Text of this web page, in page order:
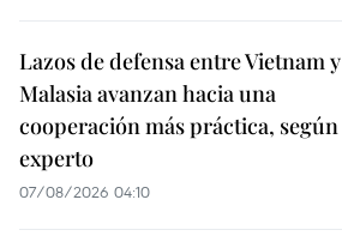
Lazos de defensa entre Vietnam y
Malasia avanzan hacia una
cooperación más práctica, según
experto
07/08/2026 04:10